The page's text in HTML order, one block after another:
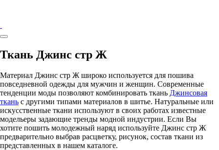
Ткань Джинс стр Ж
Материал Джинс стр Ж широко используется для пошива
повседневной одежды для мужчин и женщин. Современные
тенденции моды позволяют комбинировать ткань Джинсовая
ткань с другими типами материалов в шитье. Натуральные или
искусственные ткани используют в своих работах известные
модельеры задающие тренды модной индустрии. Если Вы
хотите пошить молодежный наряд используйте Джинс стр Ж
предварительно выбрав расцветку, рисунок, состав ткани из
представленных в нашем каталоге.